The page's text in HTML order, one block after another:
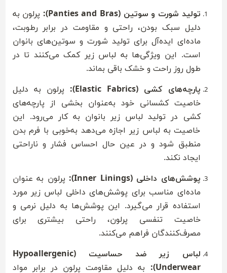
تولید شورت و سوتین (Panties and Bras):
پرلون به
دلیل سبک بودن، راحتی و مقاومت در برابر رطوبت،
ماده‌ای ایده‌آل برای تولید شورت و سوتین‌های بانوان
است. این ویژگی‌ها به لباس زیر کمک می‌کنند تا در
طول روز راحت و خشک باقی بماند.
پارچه‌های کشی (Elastic Fabrics):
پرلون به دلیل
خاصیت کشسانی خود به‌عنوان بخشی از پارچه‌های
کشی در تولید لباس زیر بانوان به کار می‌رود. این
خاصیت به لباس زیر اجازه می‌دهد به‌خوبی با فرم بدن
منطبق شود و در عین حال احساس فشار و ناراحتی
ایجاد نکند.
پوشش‌های داخلی (Inner Linings):
پرلون به عنوان
ماده‌ای مناسب برای پوشش‌های داخلی لباس زیر مورد
استفاده قرار می‌گیرد. این پوشش‌ها به دلیل نرمی و
خاصیت تنفسی پرلون، راحتی بیشتری برای
مصرف‌کنندگان فراهم می‌کنند.
لباس زیر ضد حساسیت (Hypoallergenic
Underwear):
به دلیل مقاومت پرلون در برابر مواد